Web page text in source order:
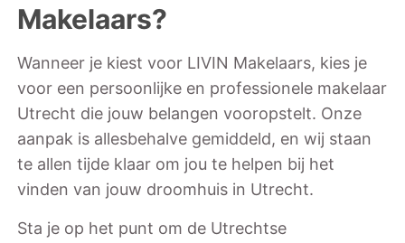
Makelaars?
Wanneer je kiest voor LIVIN Makelaars, kies je
voor een persoonlijke en professionele makelaar
Utrecht die jouw belangen vooropstelt. Onze
aanpak is allesbehalve gemiddeld, en wij staan
te allen tijde klaar om jou te helpen bij het
vinden van jouw droomhuis in Utrecht.
Sta je op het punt om de Utrechtse